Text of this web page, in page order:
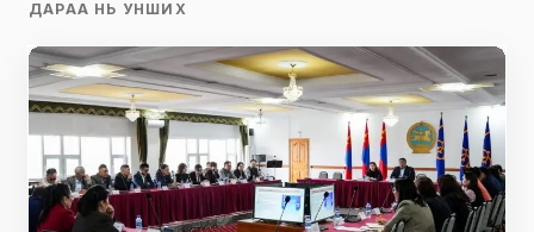
ДАРАА НЬ УНШИХ